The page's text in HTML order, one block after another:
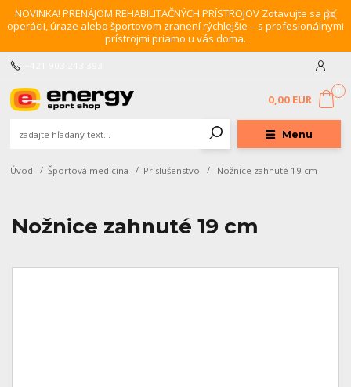
NOVINKA! PRENÁJOM REHABILITAČNÝCH PRÍSTROJOV Zotavujte sa po
operácii, úraze alebo športovom zranení rýchlejšie – s profesionálnymi
prístrojmi priamo u vás doma.
Menu
0,00 EUR
Úvod Športová medicína Príslušenstvo Nožnice zahnuté 19 cm
Nožnice zahnuté 19 cm